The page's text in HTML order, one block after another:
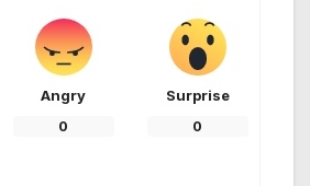
Angry
0
Surprise
0